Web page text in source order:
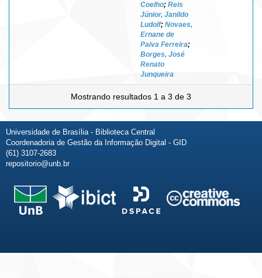
Coelho; Reis
Júnior, Janildo
Ludolf; Novaes,
Ernane de
Paiva Ferreira;
Borges, José
Renato
Junqueira
Mostrando resultados 1 a 3 de 3
Universidade de Brasília - Biblioteca Central
Coordenadoria de Gestão da Informação Digital - GID
(61) 3107-2683
repositorio@unb.br